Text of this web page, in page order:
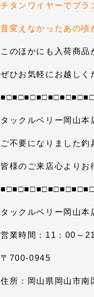
チタンワイヤーでブラ
昔変えなかったあの頃
このほかにも入荷商品
ぜひお気軽にお越しく
タックルベリー岡山本
ご不要になりました
皆様のご来店心よりお
タックルベリー岡山本
営業時間：11：00～
〒700-0945
住所：岡山県岡山市南